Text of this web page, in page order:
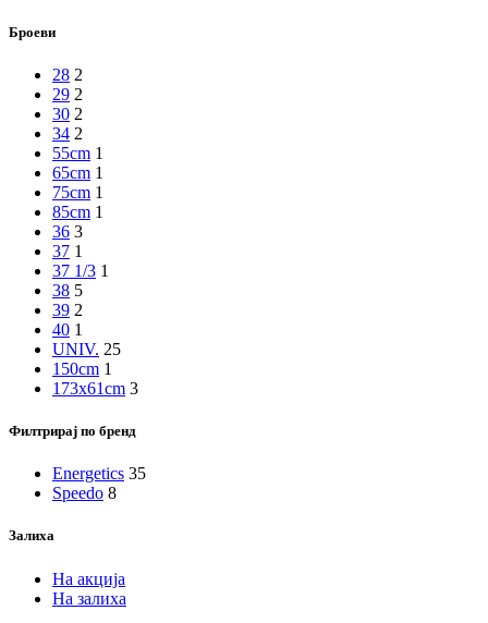
Броеви
28 2
29 2
30 2
34 2
55cm 1
65cm 1
75cm 1
85cm 1
36 3
37 1
37 1/3 1
38 5
39 2
40 1
UNIV. 25
150cm 1
173x61cm 3
Филтрирај по бренд
Energetics 35
Speedo 8
Залиха
На акција
На залиха